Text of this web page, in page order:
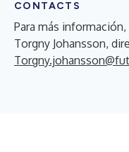
CONTACTS
Para más
Torgny Johansson,